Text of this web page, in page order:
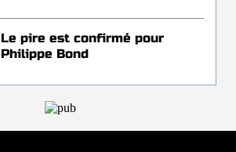
Le pire est confirmé pour
Philippe Bond